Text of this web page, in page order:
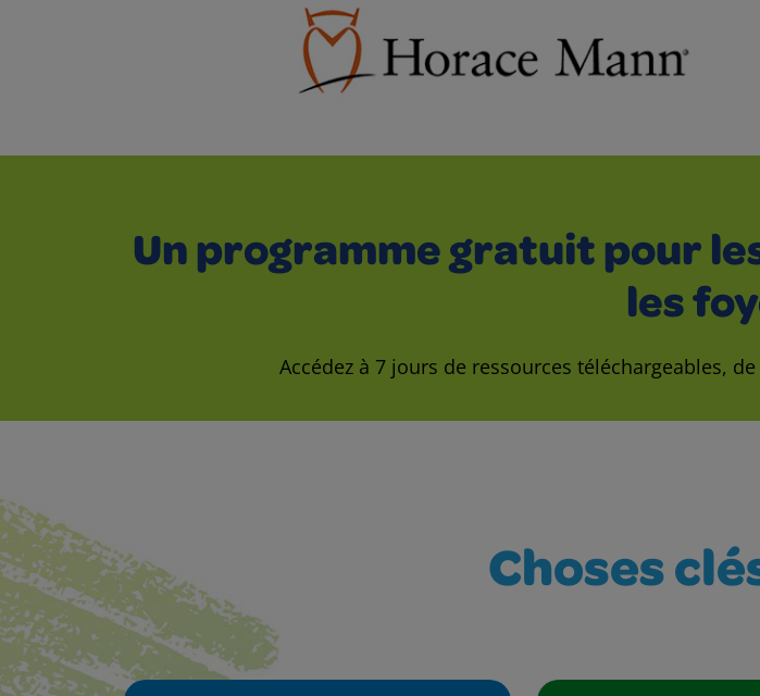
Un programme gratuit pour
les
Accédez à 7 jours de ressources téléchargeables,
Choses